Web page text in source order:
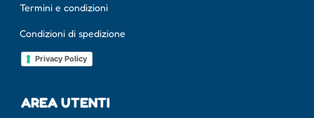
Termini e condizioni
Condizioni di spedizione
Privacy Policy
AREA UTENTI